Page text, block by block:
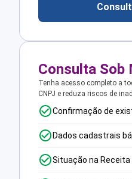
Consulta Sob
Tenha acesso completo a
CNPJ e reduza riscos de
Confirmação de
Dados cadastrais
Situação na Receita